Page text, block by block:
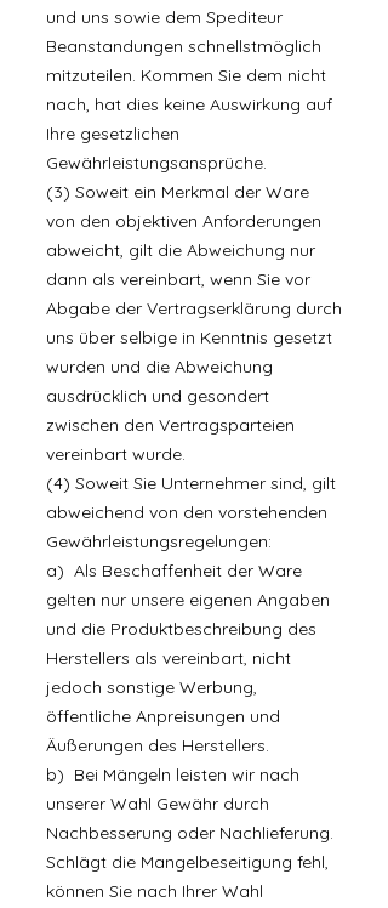
und uns sowie dem Spediteur
Beanstandungen schnellstmöglich
mitzuteilen. Kommen Sie dem nicht
nach, hat dies keine Auswirkung auf
Ihre gesetzlichen
Gewährleistungsansprüche.
(3) Soweit ein Merkmal der Ware
von den objektiven Anforderungen
abweicht, gilt die Abweichung nur
dann als vereinbart, wenn Sie vor
Abgabe der Vertragserklärung durch
uns über selbige in Kenntnis gesetzt
wurden und die Abweichung
ausdrücklich und gesondert
zwischen den Vertragsparteien
vereinbart wurde.
(4) Soweit Sie Unternehmer sind, gilt
abweichend von den vorstehenden
Gewährleistungsregelungen:
a) Als Beschaffenheit der Ware
gelten nur unsere eigenen Angaben
und die Produktbeschreibung des
Herstellers als vereinbart, nicht
jedoch sonstige Werbung,
öffentliche Anpreisungen und
Äußerungen des Herstellers.
b) Bei Mängeln leisten wir nach
unserer Wahl Gewähr durch
Nachbesserung oder Nachlieferung.
Schlägt die Mangelbeseitigung fehl,
können Sie nach Ihrer Wahl